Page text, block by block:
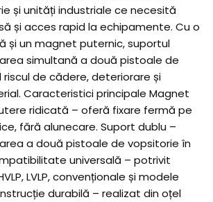
și unități industriale ce necesită
și acces rapid la echipamente. Cu o
și un magnet puternic, suportul
simultană a două pistoale de
de cădere, deteriorare și
Caracteristici principale Magnet
ridicată – oferă fixare fermă pe
fără alunecare. Suport dublu –
a două pistoale de vopsitorie în
universală – potrivit
LVLP, convenționale și modele
durabilă – realizat din oțel